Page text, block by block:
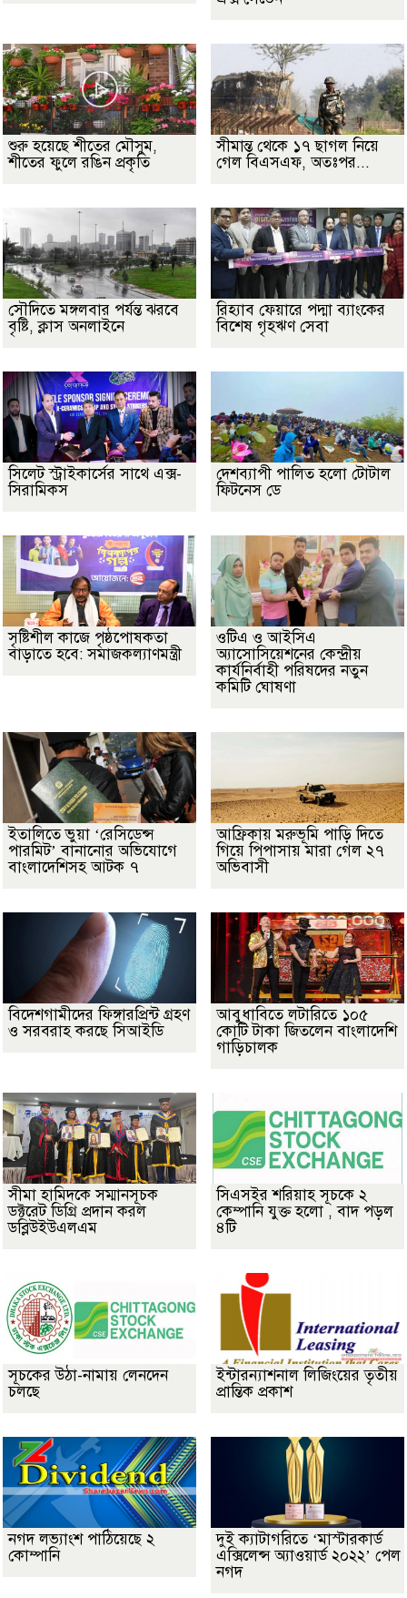
শুরু হয়েছে শীতের মৌসুম,
শীতের ফুলে রঙিন প্রকৃতি
সীমান্ত থেকে ১৭ ছাগল নিয়ে
গেল বিএসএফ, অতঃপর...
সৌদিতে মঙ্গলবার পর্যন্ত ঝরবে
বৃষ্টি, ক্লাস অনলাইনে
রিহ্যাব ফেয়ারে পদ্মা ব্যাংকের
বিশেষ গৃহঋণ সেবা
সিলেট স্ট্রাইকার্সের সাথে এক্স-
সিরামিকস
দেশব্যাপী পালিত হলো টোটাল
ফিটনেস ডে
সৃষ্টিশীল কাজে পৃষ্ঠপোষকতা
বাড়াতে হবে: সমাজকল্যাণমন্ত্রী
ওটিএ ও আইসিএ
অ্যাসোসিয়েশনের কেন্দ্রীয়
কার্যনির্বাহী পরিষদের নতুন
কমিটি ঘোষণা
ইতালিতে ভুয়া ‘রেসিডেন্স
পারমিট’ বানানোর অভিযোগে
বাংলাদেশিসহ আটক ৭
আফ্রিকায় মরুভূমি পাড়ি দিতে
গিয়ে পিপাসায় মারা গেল ২৭
অভিবাসী
বিদেশগামীদের ফিঙ্গারপ্রিন্ট গ্রহণ
ও সরবরাহ করছে সিআইডি
আবুধাবিতে লটারিতে ১০৫
কোটি টাকা জিতলেন বাংলাদেশি
গাড়িচালক
সীমা হামিদকে সম্মানসূচক
ডক্টরেট ডিগ্রি প্রদান করল
ডব্লিউইউএলএম
সিএসইর শরিয়াহ সূচকে ২
কেম্পানি যুক্ত হলো , বাদ পড়ল
৪টি
সূচকের উঠা-নামায় লেনদেন
চলছে
ইন্টারন্যাশনাল লিজিংয়ের তৃতীয়
প্রান্তিক প্রকাশ
নগদ লভ্যাংশ পাঠিয়েছে ২
কোম্পানি
দুই ক্যাটাগরিতে ‘মাস্টারকার্ড
এক্সিলেন্স অ্যাওয়ার্ড ২০২২’ পেল
নগদ